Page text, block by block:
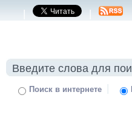
| |
Поиск в интернете |